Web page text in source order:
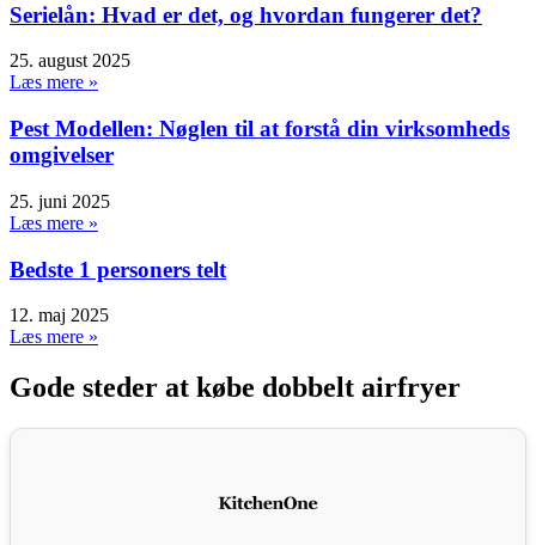
Serielån: Hvad er det, og hvordan fungerer det?
25. august 2025
Læs mere »
Pest Modellen: Nøglen til at forstå din virksomheds
omgivelser
25. juni 2025
Læs mere »
Bedste 1 personers telt
12. maj 2025
Læs mere »
Gode steder at købe dobbelt airfryer